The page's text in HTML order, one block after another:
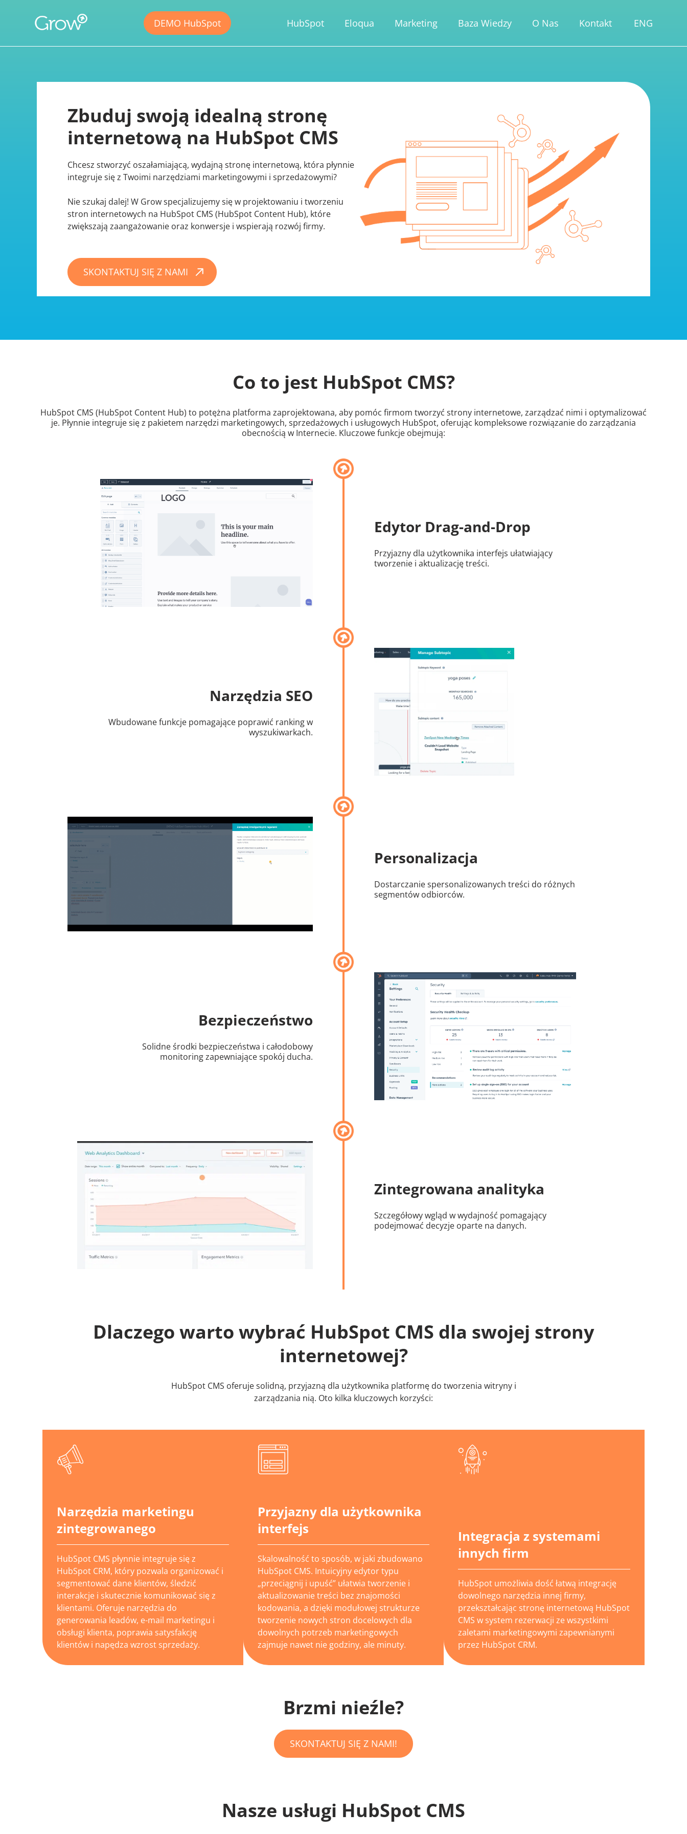
Zbuduj swoją idealną stronę
internetową na HubSpot CMS
Chcesz stworzyć oszałamiającą, wydajną stronę internetową, która płynnie
integruje się z Twoimi narzędziami marketingowymi i sprzedażowymi?
Nie szukaj dalej! W Grow specjalizujemy się w projektowaniu i tworzeniu
stron internetowych na HubSpot CMS (HubSpot Content Hub), które
zwiększają zaangażowanie oraz konwersje i wspierają rozwój firmy.
SKONTAKTUJ SIĘ Z NAMI
Co to jest HubSpot CMS?
HubSpot CMS (HubSpot Content Hub) to potężna platforma zaprojektowana, aby pomóc firmom tworzyć strony internetowe, zarządzać nimi i optymalizować
je. Płynnie integruje się z pakietem narzędzi marketingowych, sprzedażowych i usługowych HubSpot, oferując kompleksowe rozwiązanie do zarządzania
obecnością w Internecie. Kluczowe funkcje obejmują:
Edytor Drag-and-Drop
Przyjazny dla użytkownika interfejs ułatwiający
tworzenie i aktualizację treści.
Narzędzia SEO
Wbudowane funkcje pomagające poprawić ranking w
wyszukiwarkach.
Personalizacja
Dostarczanie spersonalizowanych treści do różnych
segmentów odbiorców.
Bezpieczeństwo
Solidne środki bezpieczeństwa i całodobowy
monitoring zapewniające spokój ducha.
Zintegrowana analityka
Szczegółowy wgląd w wydajność pomagający
podejmować decyzje oparte na danych.
Dlaczego warto wybrać HubSpot CMS dla swojej strony
internetowej?
HubSpot CMS oferuje solidną, przyjazną dla użytkownika platformę do tworzenia witryny i
zarządzania nią. Oto kilka kluczowych korzyści:
Narzędzia marketingu
zintegrowanego
HubSpot CMS płynnie integruje się z
HubSpot CRM, który pozwala organizować i
segmentować dane klientów, śledzić
interakcje i skutecznie komunikować się z
klientami. Oferuje narzędzia do
generowania leadów, e-mail marketingu i
obsługi klienta, poprawia satysfakcję
klientów i napędza wzrost sprzedaży.
Przyjazny dla użytkownika
interfejs
Skalowalność to sposób, w jaki zbudowano
HubSpot CMS. Intuicyjny edytor typu
„przeciągnij i upuść” ułatwia tworzenie i
aktualizowanie treści bez znajomości
kodowania, a dzięki modułowej strukturze
tworzenie nowych stron docelowych dla
dowolnych potrzeb marketingowych
zajmuje nawet nie godziny, ale minuty.
Integracja z systemami
innych firm
HubSpot umożliwia dość łatwą integrację
dowolnego narzędzia innej firmy,
przekształcając stronę internetową HubSpot
CMS w system rezerwacji ze wszystkimi
zaletami marketingowymi zapewnianymi
przez HubSpot CRM.
Brzmi nieźle?
SKONTAKTUJ SIĘ Z NAMI!
Nasze usługi HubSpot CMS
DEMO HubSpot HubSpot Eloqua Marketing Baza Wiedzy O Nas Kontakt ENG